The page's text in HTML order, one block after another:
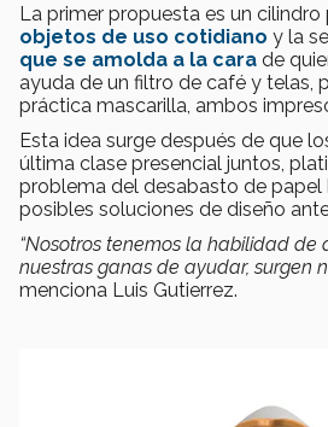
La primer propuesta es un cilindro
objetos de uso cotidiano y la
que se amolda a la cara de
ayuda de un filtro de café y telas,
práctica mascarilla, ambos
Esta idea surge después de que
última clase presencial juntos,
problema del desabasto de papel
posibles soluciones de diseño
“Nosotros tenemos la habilidad de
nuestras ganas de ayudar, surgen
menciona Luis Gutierrez.